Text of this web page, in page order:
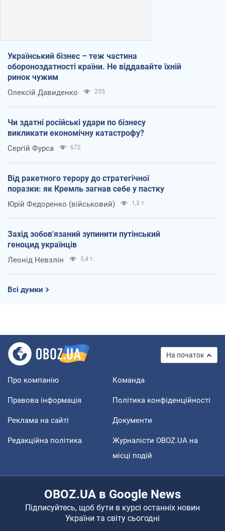
Український бізнес – теж частина
обороноздатності країни. Не віддавайте їхній
ринок чужим
Олексій Давиденко 255
Чи здатні російські удари по бізнесу
викликати економічну катастрофу?
Сергій Фурса 672
Від ракетного терору до стратегічної
поразки: як Кремль загнав себе у пастку
Юрій Федоренко (військовий) 1,3 т.
Захід зобов'язаний зупинити путінський
геноцид українців
Леонід Невзлін 5,4 т.
Всі думки
На початок
Про компанію Команда
Правова інформація Політика конфіденційності
Реклама на сайті Документи
Редакційна політика
Журналісти OBOZ.UA на
місці подій
OBOZ.UA в Google News
Підписуйтесь, щоб бути в курсі останніх новин
України та світу сьогодні